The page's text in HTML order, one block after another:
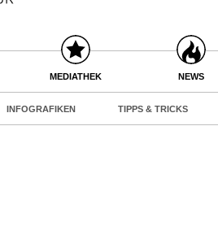
MEDIATHEK NEWS
INFOGRAFIKEN TIPPS & TRICKS